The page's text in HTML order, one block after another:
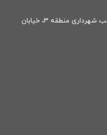
نشانی: تهران، خیابان دکتر شریعتی، جنب شهرداری منطقه ۳، خیابان